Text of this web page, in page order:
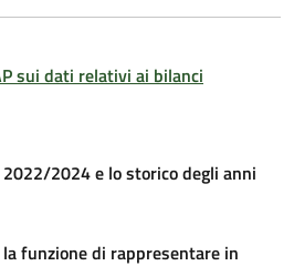
sui dati relativi ai bilanci
2022/2024 e lo storico degli anni
funzione di rappresentare in